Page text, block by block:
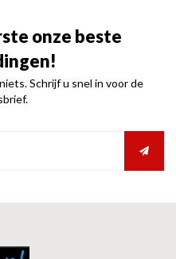
onze beste
Schrijf u snel in voor de